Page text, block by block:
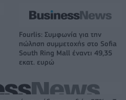
Fourlis: Συμφωνία για την
πώληση συμμετοχής στο Sofia
South Ring Mall έναντι 49,35
εκατ. ευρώ